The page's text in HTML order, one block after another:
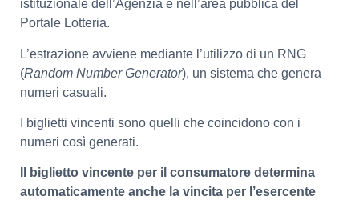
istituzionale dell’Agenzia e nell’area pubblica del
Portale Lotteria.
L’estrazione avviene mediante l’utilizzo di un RNG
(Random Number Generator), un sistema che genera
numeri casuali.
I biglietti vincenti sono quelli che coincidono con i
numeri così generati.
Il biglietto vincente per il consumatore determina
automaticamente anche la vincita per l’esercente